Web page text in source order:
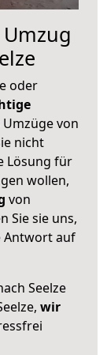
oder
von
nicht
Lösung für
wollen,
von
Sie sie uns,
Antwort auf
Seelze
wir